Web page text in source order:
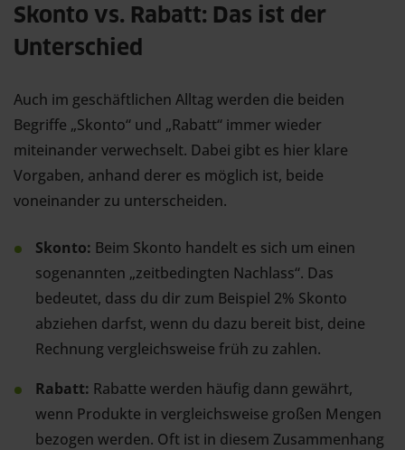
Skonto vs. Rabatt: Das ist der
Unterschied
Auch im geschäftlichen Alltag werden die beiden
Begriffe „Skonto“ und „Rabatt“ immer wieder
miteinander verwechselt. Dabei gibt es hier klare
Vorgaben, anhand derer es möglich ist, beide
voneinander zu unterscheiden.
Skonto: Beim Skonto handelt es sich um einen
sogenannten „zeitbedingten Nachlass“. Das
bedeutet, dass du dir zum Beispiel 2% Skonto
abziehen darfst, wenn du dazu bereit bist, deine
Rechnung vergleichsweise früh zu zahlen.
Rabatt: Rabatte werden häufig dann gewährt,
wenn Produkte in vergleichsweise großen Mengen
bezogen werden. Oft ist in diesem Zusammenhang